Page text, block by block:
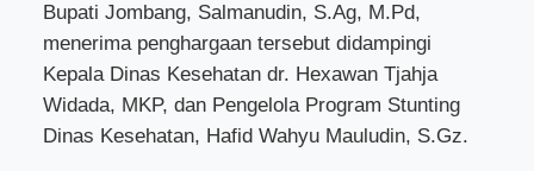
Bupati Jombang, Salmanudin, S.Ag, M.Pd,
menerima penghargaan tersebut didampingi
Kepala Dinas Kesehatan dr. Hexawan Tjahja
Widada, MKP, dan Pengelola Program Stunting
Dinas Kesehatan, Hafid Wahyu Mauludin, S.Gz.